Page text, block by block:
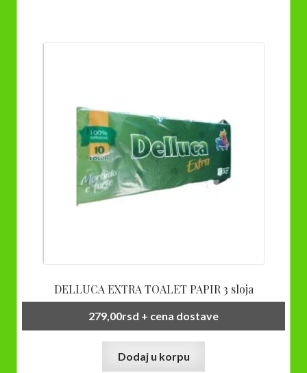
DELLUCA EXTRA TOALET PAPIR 3 sloja
279,00rsd + cena dostave
Dodaj u korpu